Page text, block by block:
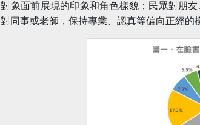
對象面前展現的印象和角色樣貌；民眾對朋
對同事或老師，保持專業、認真等偏向正經的